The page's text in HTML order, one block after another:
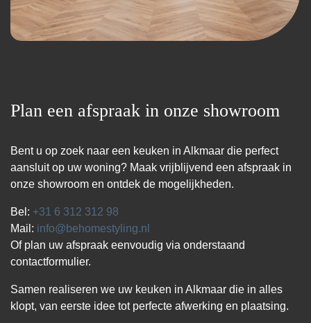
Plan een afspraak in onze showroom
Bent u op zoek naar een keuken in Alkmaar die perfect
aansluit op uw woning? Maak vrijblijvend een afspraak in
onze showroom en ontdek de mogelijkheden.
Bel: +31 6 312 312 98
Mail: info@behomestyling.nl
Of plan uw afspraak eenvoudig via onderstaand
contactformulier.
Samen realiseren we uw keuken in Alkmaar die in alles
klopt, van eerste idee tot perfecte afwerking en plaatsing.